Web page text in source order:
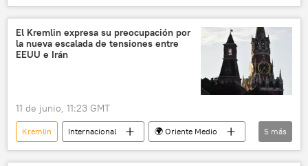
política
Ucrania
📰 Operación rusa de desmilitarización y desnazificación de Ucrania
🛡️ Zonas de conflicto
🌍 Europa
El Kremlin expresa su preocupación por
la nueva escalada de tensiones entre
EEUU e Irán
11 de junio, 11:23 GMT
Kremlin Internacional
🌍 Oriente Medio
EEUU
Irán
política
5 más